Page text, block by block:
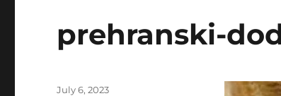
prehranski-
Posted
July 6, 2023